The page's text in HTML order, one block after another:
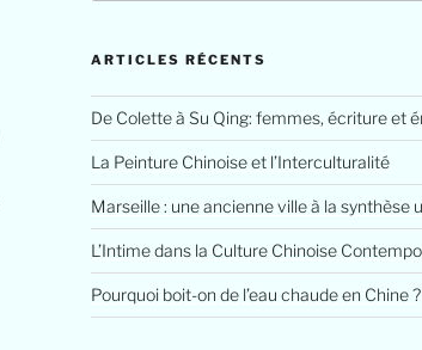
ARTICLES RÉCENTS
De Colette à Su Qing: femmes, écriture et
La Peinture Chinoise et l’Interculturalité
Marseille : une ancienne ville à la synthèse
L’Intime dans la Culture Chinoise
Pourquoi boit-on de l’eau chaude en Chine ?